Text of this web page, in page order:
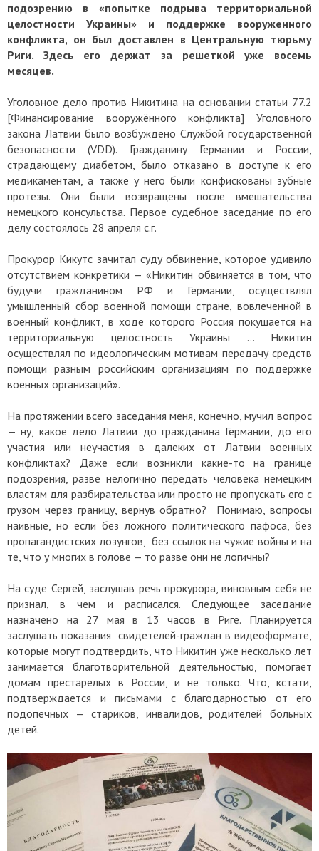
подозрению в «попытке подрыва территориальной
целостности Украины» и поддержке вооруженного
конфликта, он был доставлен в Центральную тюрьму
Риги. Здесь его держат за решеткой уже восемь
месяцев.
Уголовное дело против Никитина на основании статьи 77.2
[Финансирование вооружённого конфликта] Уголовного
закона Латвии было возбуждено Службой государственной
безопасности (VDD). Гражданину Германии и России,
страдающему диабетом, было отказано в доступе к его
медикаментам, а также у него были конфискованы зубные
протезы. Они были возвращены после вмешательства
немецкого консульства. Первое судебное заседание по его
делу состоялось 28 апреля с.г.
Прокурор Кикутс зачитал суду обвинение, которое удивило
отсутствием конкретики — «Никитин обвиняется в том, что
будучи гражданином РФ и Германии, осуществлял
умышленный сбор военной помощи стране, вовлеченной в
военный конфликт, в ходе которого Россия покушается на
территориальную целостность Украины … Никитин
осуществлял по идеологическим мотивам передачу средств
помощи разным российским организациям по поддержке
военных организаций».
На протяжении всего заседания меня, конечно, мучил вопрос
— ну, какое дело Латвии до гражданина Германии, до его
участия или неучастия в далеких от Латвии военных
конфликтах? Даже если возникли какие-то на границе
подозрения, разве нелогично передать человека немецким
властям для разбирательства или просто не пропускать его с
грузом через границу, вернув обратно? Понимаю, вопросы
наивные, но если без ложного политического пафоса, без
пропагандистских лозунгов, без ссылок на чужие войны и на
те, что у многих в голове — то разве они не логичны?
На суде Сергей, заслушав речь прокурора, виновным себя не
признал, в чем и расписался. Следующее заседание
назначено на 27 мая в 13 часов в Риге. Планируется
заслушать показания свидетелей-граждан в видеоформате,
которые могут подтвердить, что Никитин уже несколько лет
занимается благотворительной деятельностью, помогает
домам престарелых в России, и не только. Что, кстати,
подтверждается и письмами с благодарностью от его
подопечных — стариков, инвалидов, родителей больных
детей.